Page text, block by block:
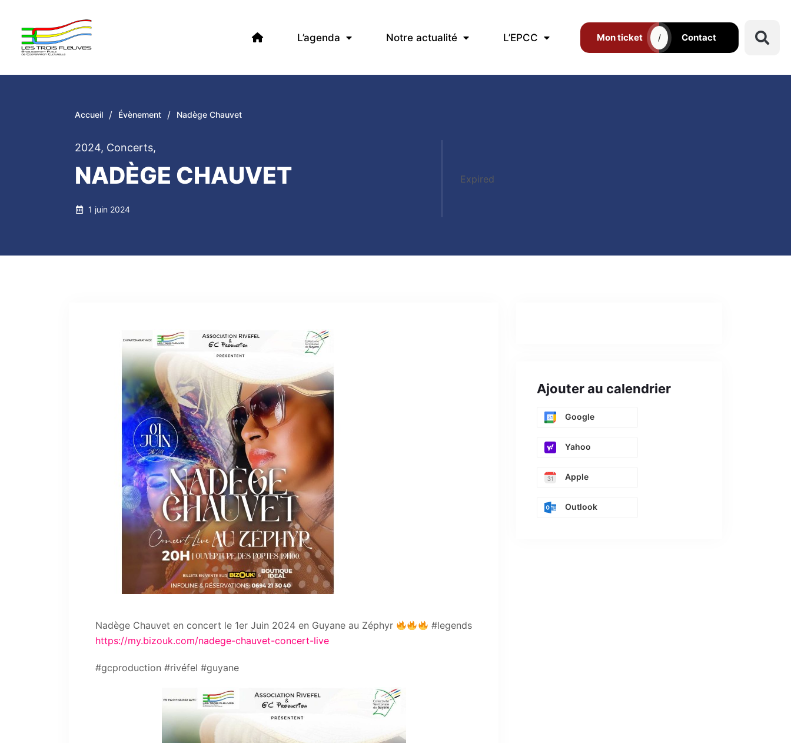
L’agenda Notre actualité L’EPCC Mon ticket / Contact
Accueil / Évènement / Nadège Chauvet
2024, Concerts,
NADÈGE CHAUVET
1 juin 2024
Expired
Nadège Chauvet en concert le 1er Juin 2024 en Guyane au Zéphyr
#legends
https://my.bizouk.com/nadege-chauvet-concert-live
#gcproduction #rivéfel #guyane
Ajouter au calendrier
Google
Yahoo
Apple
Outlook